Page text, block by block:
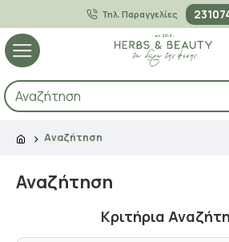
Τηλ. Παραγγελίες
Αναζήτηση
Αναζήτηση
Κριτήρια